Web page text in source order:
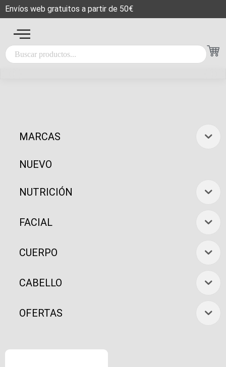
Envíos web gratuitos a partir de 50€
MARCAS
NUEVO
NUTRICIÓN
FACIAL
CUERPO
CABELLO
OFERTAS